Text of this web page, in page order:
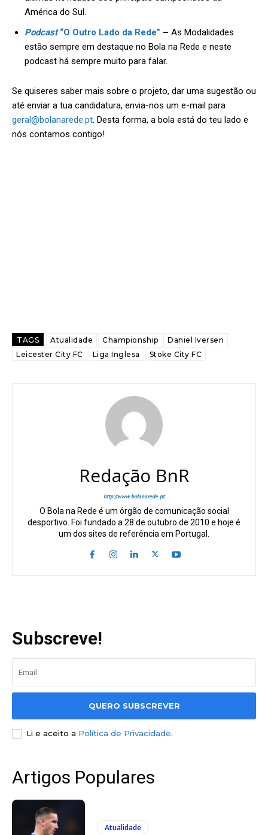
América do Sul.
Podcast“O Outro Lado da Rede” – As Modalidades
estão sempre em destaque no Bola na Rede e neste
podcast há sempre muito para falar.
Se quiseres saber mais sobre o projeto, dar uma sugestão ou
até enviar a tua candidatura, envia-nos um e-mail para
geral@bolanarede.pt. Desta forma, a bola está do teu lado e
nós contamos contigo!
TAGS Atualidade Championship
Daniel Iversen
Leicester City FC
Liga Inglesa Stoke City FC
Redação BnR
http://www.bolanarede.pt
O Bola na Rede é um órgão de comunicação social
desportivo. Foi fundado a 28 de outubro de 2010 e hoje é
um dos sites de referência em Portugal.
Subscreve!
QUERO SUBSCREVER
Li e aceito a Política de Privacidade.
Artigos Populares
Atualidade